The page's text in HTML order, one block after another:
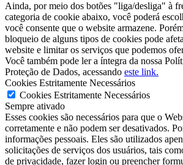
Ainda, por meio dos botões "liga/desliga" à
categoria de cookie abaixo, você poderá
você consente que o website armazene.
bloqueio de alguns tipos de cookies pode
website e limitar os serviços que podemos
Você também pode ler a íntegra da nossa
Proteção de Dados, acessando este link.
Cookies Estritamente Necessários
Cookies Estritamente Necessários
Sempre ativado
Esses cookies são necessários para que o
corretamente e não podem ser desativados.
informações pessoais. Eles são utilizados
solicitações de serviços dos usuários, tais
de privacidade, fazer login ou preencher